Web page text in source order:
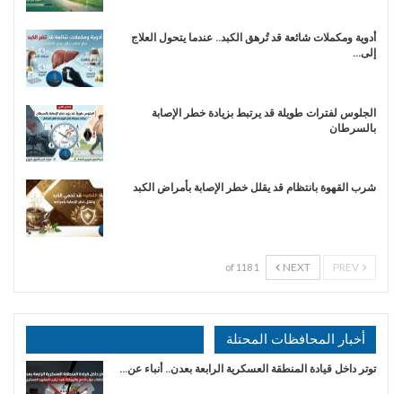
أدوية ومكملات شائعة قد تُرهق الكبد.. عندما يتحول العلاج
إلى…
الجلوس لفترات طويلة قد يرتبط بزيادة خطر الإصابة
بالسرطان
شرب القهوة بانتظام قد يقلل خطر الإصابة بأمراض الكبد
NEXT
1 of 118
أخبار المحافظات المحتلة
توتر داخل قيادة المنطقة العسكرية الرابعة بعدن.. أنباء عن…